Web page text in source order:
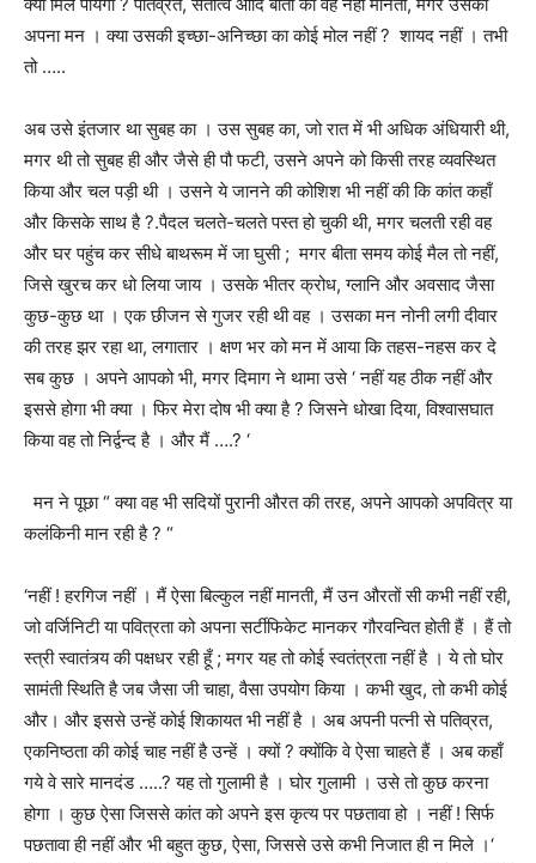
क्या मिल पायेगा?पतिव्रत,सतीत्व आदि बातों को वह नहीं मानती,मगर उसका
अपना मन । क्या उसकी इच्छा-अनिच्छा का कोई मोल नहीं?शायद नहीं । तभी
तो …..
अब उसे इंतजार था सुबह का । उस सुबह का,जो रात में भी अधिक अंधियारी थी,
मगर थी तो सुबह ही और जैसे ही पौ फटी,उसने अपने को किसी तरह व्यवस्थित
किया और चल पड़ी थी । उसने ये जानने की कोशिश भी नहीं की कि कांत कहाँ
और किसके साथ है?.पैदल चलते-चलते पस्त हो चुकी थी,मगर चलती रही वह
और घर पहुंच कर सीधे बाथरूम में जा घुसी ; मगर बीता समय कोई मैल तो नहीं,
जिसे खुरच कर धो लिया जाय । उसके भीतर क्रोध,ग्लानि और अवसाद जैसा
कुछ-कुछ था । एक छीजन से गुजर रही थी वह । उसका मन नोनी लगी दीवार
की तरह झर रहा था, लगातार । क्षण भर को मन में आया कि तहस-नहस कर दे
सब कुछ । अपने आपको भी,मगर दिमाग ने थामा उसे ‘ नहीं यह ठीक नहीं और
इससे होगा भी क्या । फिर मेरा दोष भी क्या है?जिसने धोखा दिया,विश्वासघात
किया वह तो निर्द्वन्द है । और मैं ….? ‘
मन ने पूछा “ क्या वह भी सदियों पुरानी औरत की तरह, अपने आपको अपवित्र या
कलंकिनी मान रही है? “
‘नहीं ! हरगिज नहीं । मैं ऐसा बिल्कुल नहीं मानती,मैं उन औरतों सी कभी नहीं रही,
जो वर्जिनिटी या पवित्रता को अपना सर्टीफिकेट मानकर गौरवन्वित होती हैं । हैं तो
स्त्री स्वातंत्र्य की पक्षधर रही हूँ ; मगर यह तो कोई स्वतंत्रता नहीं है । ये तो घोर
सामंती स्थिति है जब जैसा जी चाहा,वैसा उपयोग किया । कभी खुद,तो कभी कोई
और। और इससे उन्हें कोई शिकायत भी नहीं है । अब अपनी पत्नी से पतिव्रत,
एकनिष्ठता की कोई चाह नहीं है उन्हें । क्यों?क्योंकि वे ऐसा चाहते हैं । अब कहाँ
गये वे सारे मानदंड …..? यह तो गुलामी है । घोर गुलामी । उसे तो कुछ करना
होगा । कुछ ऐसा जिससे कांत को अपने इस कृत्य पर पछतावा हो । नहीं ! सिर्फ
पछतावा ही नहीं और भी बहुत कुछ,ऐसा, जिससे उसे कभी निजात ही न मिले ।‘